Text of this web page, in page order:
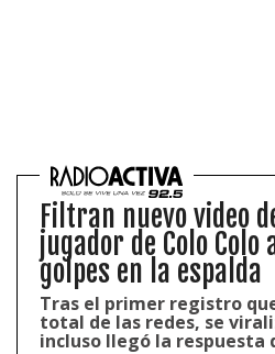
Filtran nuevo video
jugador de Colo
golpes en la espalda
Tras el primer registro
total de las redes, se
incluso llegó la respuesta